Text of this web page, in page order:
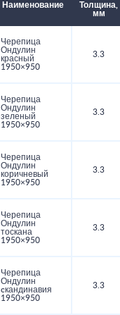
Наименование
Толщина,
мм
Черепица
Ондулин
красный
1950×950
3.3
Черепица
Ондулин
зеленый
1950×950
3.3
Черепица
Ондулин
коричневый
1950×950
3.3
Черепица
Ондулин
тоскана
1950×950
3.3
Черепица
Ондулин
cкандинавия
1950×950
3.3